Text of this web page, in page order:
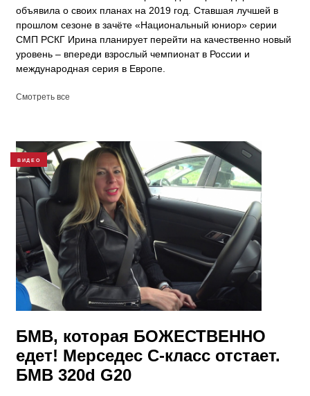
объявила о своих планах на 2019 год. Ставшая лучшей в
прошлом сезоне в зачёте «Национальный юниор» серии
СМП РСКГ Ирина планирует перейти на качественно новый
уровень – впереди взрослый чемпионат в России и
международная серия в Европе.
Смотреть все
ВИДЕО
БМВ, которая БОЖЕСТВЕННО
едет! Мерседес С-класс отстает.
БМВ 320d G20